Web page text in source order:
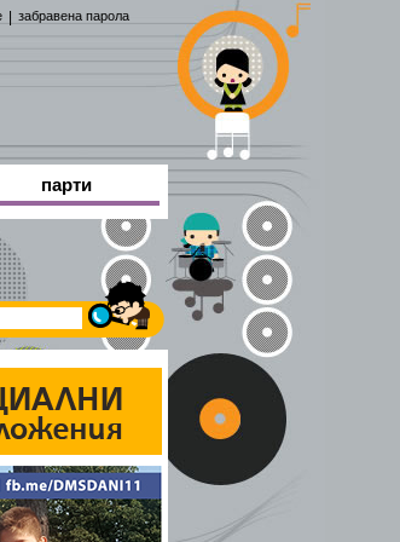
забравена парола
парти